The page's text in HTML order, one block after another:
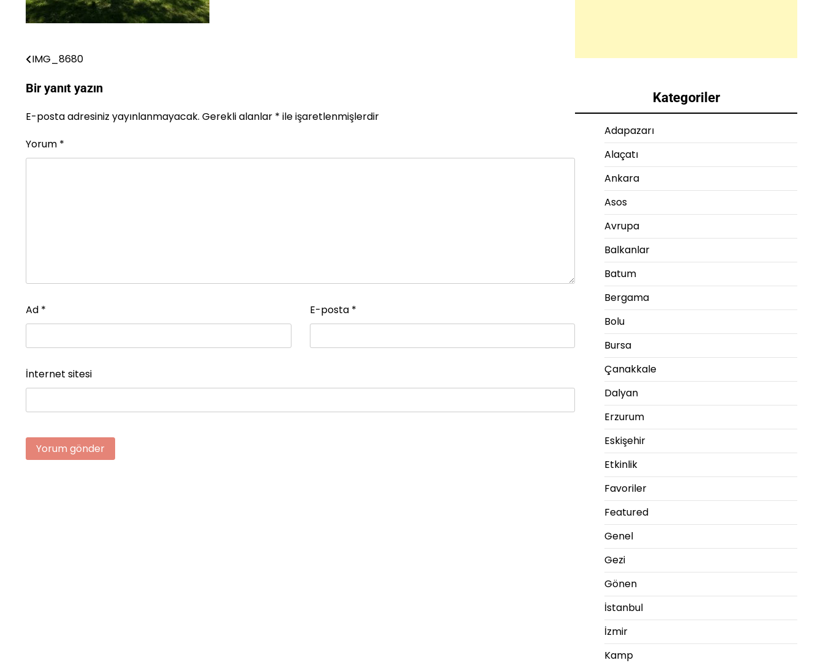
Yazı
gezinmesi
IMG_8680
Bir yanıt yazın
E-posta adresiniz yayınlanmayacak. Gerekli alanlar * ile işaretlenmişlerdir
Yorum *
Ad * E-posta *
İnternet sitesi
Kategoriler
Adapazarı
Alaçatı
Ankara
Asos
Avrupa
Balkanlar
Batum
Bergama
Bolu
Bursa
Çanakkale
Dalyan
Erzurum
Eskişehir
Etkinlik
Favoriler
Featured
Genel
Gezi
Gönen
İstanbul
İzmir
Kamp